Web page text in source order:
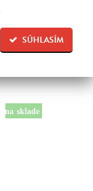
SÚHLASÍM
na sklade